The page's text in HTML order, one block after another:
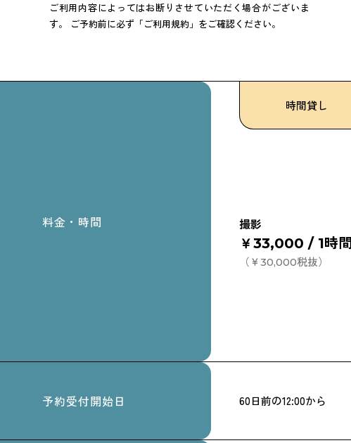
ご利用内容によってはお断りさせていただく場合がございま
す。
ご予約前に必ず「ご利用規約」をご確認ください。
料金・時間
時間貸し
撮影
￥33,000 / 1時間
（￥30,000税抜）
予約受付開始日 60日前の12:00から